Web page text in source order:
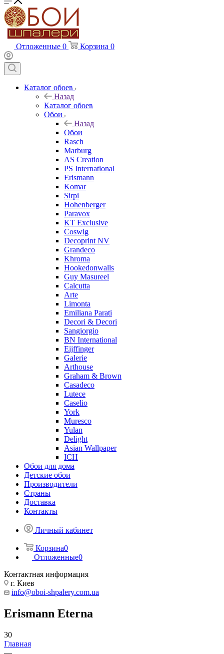
Отложенные 0 Корзина 0
Каталог обоев
Назад
Каталог обоев
Обои
Назад
Обои
Rasch
Marburg
AS Creation
PS International
Erismann
Komar
Sirpi
Hohenberger
Paravox
KT Exclusive
Coswig
Decoprint NV
Grandeco
Khroma
Hookedonwalls
Guy Masureel
Calcutta
Arte
Limonta
Emiliana Parati
Decori & Decori
Sangiorgio
BN International
Eijffinger
Galerie
Arthouse
Graham & Brown
Casadeco
Lutece
Caselio
York
Muresco
Yulan
Delight
Asian Wallpaper
ICH
Обои для дома
Детские обои
Производители
Страны
Доставка
Контакты
Личный кабинет
Корзина0
Отложенные0
Контактная информация
г. Киев
info@oboi-shpalery.com.ua
Erismann Eterna
30
Главная